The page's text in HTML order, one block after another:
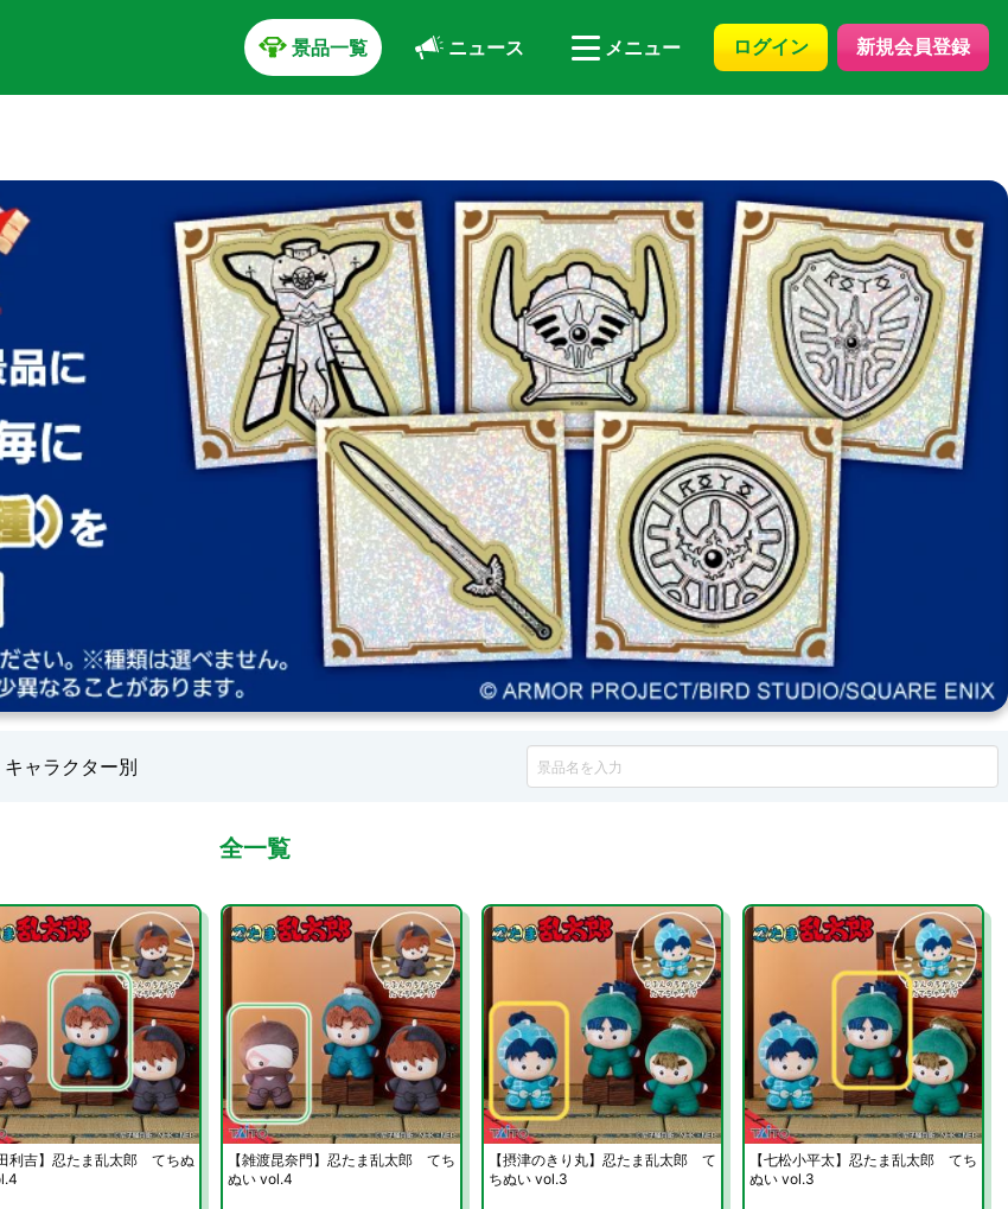
景品一覧 ニュース メニュー ログイン 新規会員登録
キャラクター別
全一覧
田利吉】忍たま乱太郎 てちぬ
【雑渡昆奈門】忍たま乱太郎 てち
ぬい vol.4
【摂津のきり丸】忍たま乱太郎 て
ちぬい vol.3
【七松小平太】忍たま乱太郎 てち
ぬい vol.3